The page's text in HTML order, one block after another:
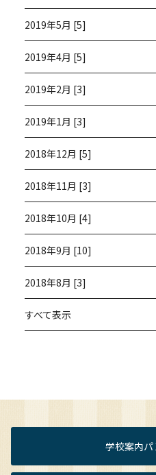
2019年5月 [5]
2019年4月 [5]
2019年2月 [3]
2019年1月 [3]
2018年12月 [5]
2018年11月 [3]
2018年10月 [4]
2018年9月 [10]
2018年8月 [3]
すべて表示
学校案内